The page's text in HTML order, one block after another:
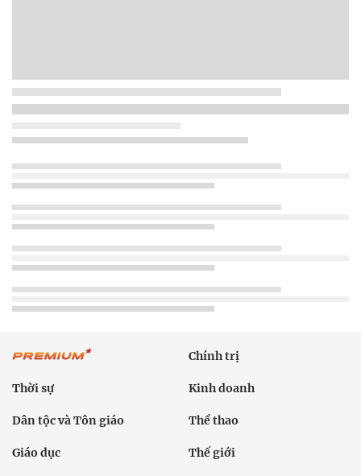
Chính trị
Thời sự Kinh doanh
Dân tộc và Tôn giáo Thể thao
Giáo dục Thế giới